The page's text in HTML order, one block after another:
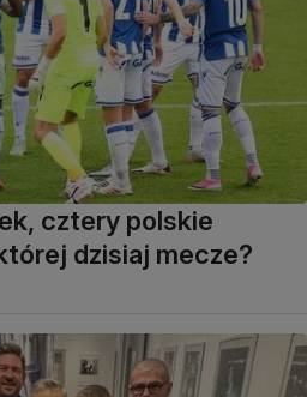
cztery polskie
dzisiaj mecze?